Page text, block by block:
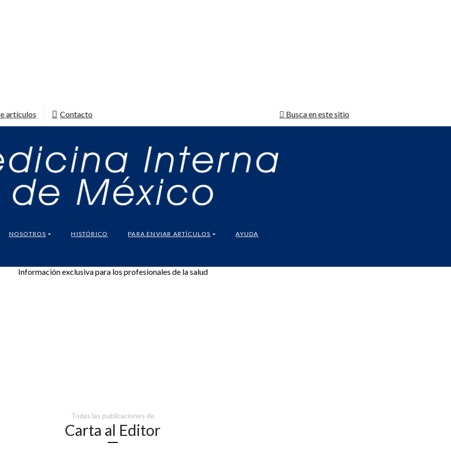
artículos Contacto Busca en este sitio
NOSOTROS HISTÓRICO PARA ENVIAR ARTÍCULOS AYUDA
Información exclusiva para los profesionales de la salud
Todas las publicaciones de
Carta al Editor